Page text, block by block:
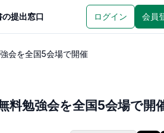
提出窓口 ログイン 会員
会を全国5会場で開催
料勉強会を全国5会場で開